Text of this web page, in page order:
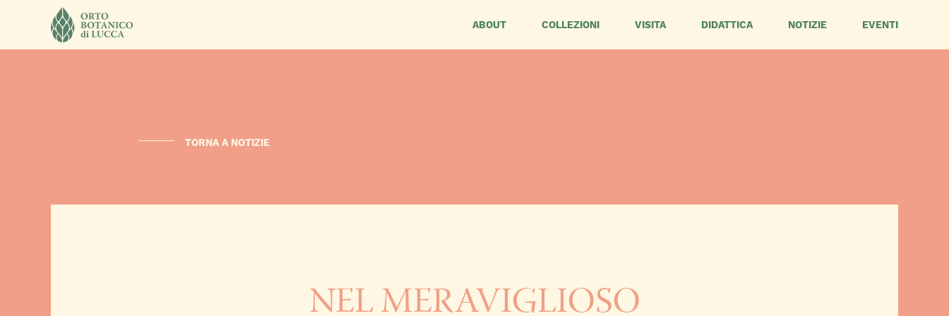
ABOUT COLLEZIONI VISITA DIDATTICA NOTIZIE EVENTI
TORNA A NOTIZIE
NEL MERAVIGLIOSO